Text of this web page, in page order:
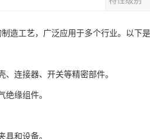
造工艺，广泛应用于多个行业。以下
连接器、开关等精密部件。
缘组件。
和设备。